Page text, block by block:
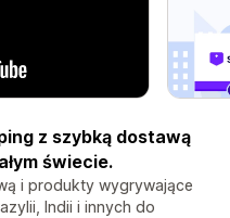
z szybką dostawą
świecie.
i produkty wygrywające
Indii i innych do